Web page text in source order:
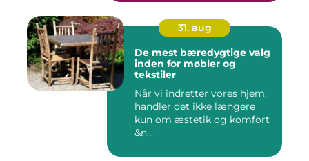
31. aug
De mest bæredygtige valg
inden for møbler og
tekstiler
Når vi indretter vores hjem,
handler det ikke længere
kun om æstetik og komfort
&n...